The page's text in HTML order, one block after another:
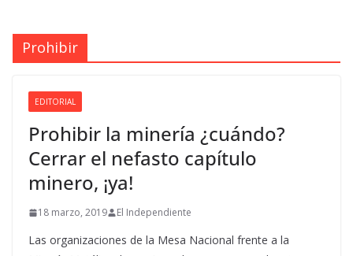
Prohibir
EDITORIAL
Prohibir la minería ¿cuándo?
Cerrar el nefasto capítulo
minero, ¡ya!
18 marzo, 2019 El Independiente
Las organizaciones de la Mesa Nacional frente a la